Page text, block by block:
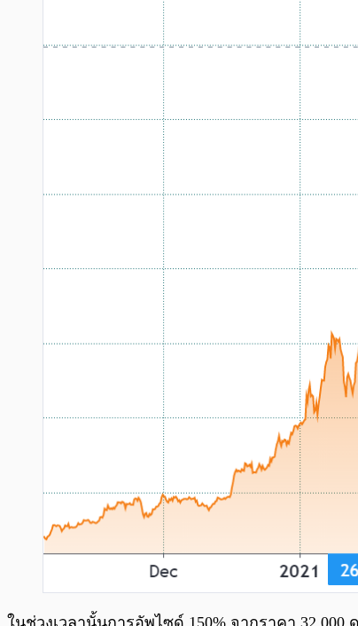
ในช่วงเวลานั้นการอัพไซด์ 150% จากราคา